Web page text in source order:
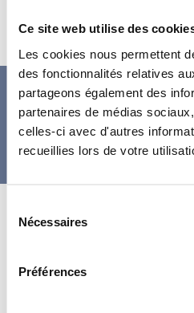
Ce site web utilise des
Les cookies nous permettent
des fonctionnalités relatives
partageons également des
partenaires de médias
celles-ci avec d'autres
recueillies lors de votre
Nécessaires
Préférences
MENTIONS
LÉGALES
ET CGU
CONDITIONS
GÉNÉRALES
DE VENTE